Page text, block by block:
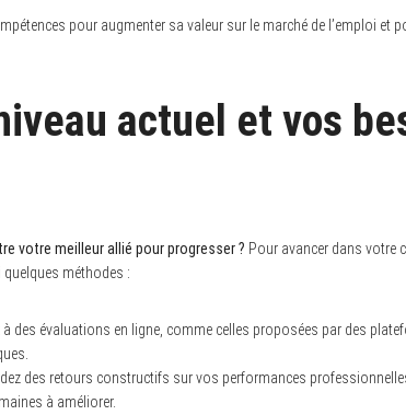
pour augmenter sa valeur sur le marché de l’emploi et
actuel et vos
votre meilleur allié pour progresser ? Pour avancer dans votre
quelques méthodes :
à des évaluations en ligne, comme celles proposées par des
des retours constructifs sur vos performances
à améliorer.